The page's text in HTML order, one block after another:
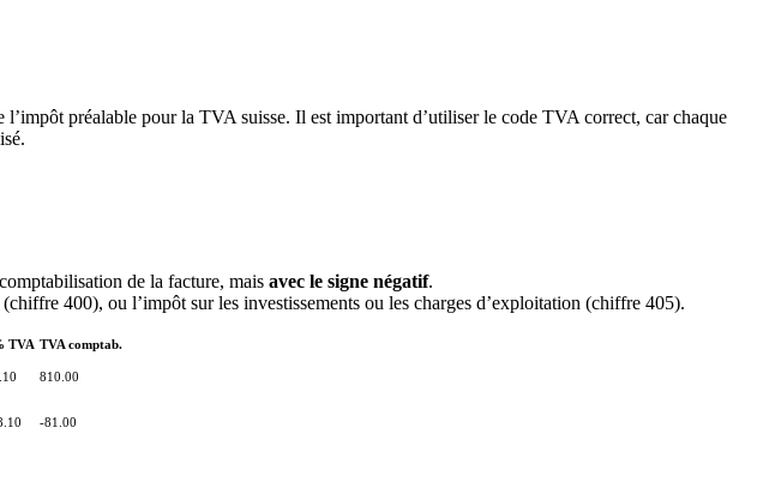
préalable pour la TVA suisse. Il est important d’utiliser le code TVA correct, car chaque
de la facture, mais avec le signe négatif.
400), ou l’impôt sur les investissements ou les charges d’exploitation (chiffre 405).
TVA TVA comptab.
810.00
-81.00